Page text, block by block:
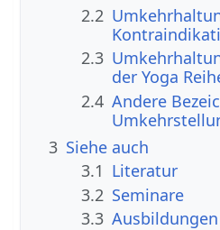
2.2
2.3
der Yoga
2.4 Andere
3 Siehe auch
3.1 Literatur
3.2 Seminare
3.3 Ausbildungen